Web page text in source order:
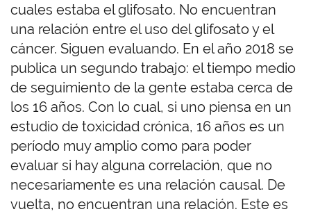
cuales estaba el glifosato. No encuentran
una relación entre el uso del glifosato y el
cáncer. Siguen evaluando. En el año 2018 se
publica un segundo trabajo: el tiempo medio
de seguimiento de la gente estaba cerca de
los 16 años. Con lo cual, si uno piensa en un
estudio de toxicidad crónica, 16 años es un
período muy amplio como para poder
evaluar si hay alguna correlación, que no
necesariamente es una relación causal. De
vuelta, no encuentran una relación. Este es